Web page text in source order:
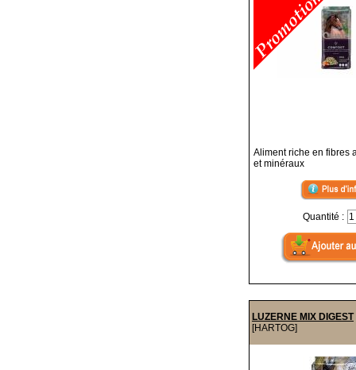
Aliment riche en fibres
et minéraux
Quantité :
LUZERNE MIX DIGEST
[HARTOG]